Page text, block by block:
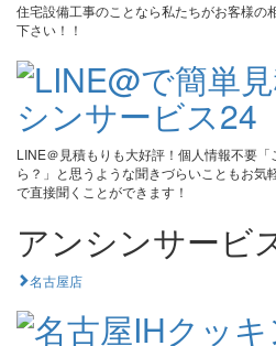
住宅設備工事のことなら私たちがお客様の
下さい！！
LINE＠見積もりも大好評！個人情報不要
ら？」と思うような聞きづらいこともお
で直接聞くことができます！
アンシンサービ
名古屋店